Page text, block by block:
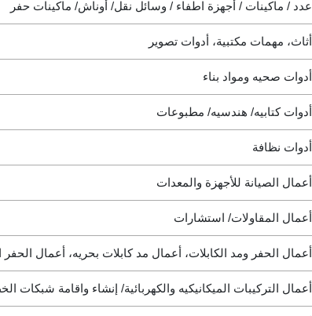
عدد / ماكينات / أجهزة اطفاء / وسائل نقل/ أوناش/ ماكينات حفر
أثاث، مهمات مكتبية، أدوات تصوير
أدوات صحيه ومواد بناء
أدوات كتابيه/ هندسيه/ مطبوعات
أدوات نظافة
أعمال الصيانة للأجهزة والمعدات
أعمال المقاولات/ استشارات
أعمال الحفر ومد الكابلات، أعمال مد كابلات بحريه، أعمال الحفر
أعمال التركيبات الميكانيكيه والكهربائية/ إنشاء واقامة شبكات